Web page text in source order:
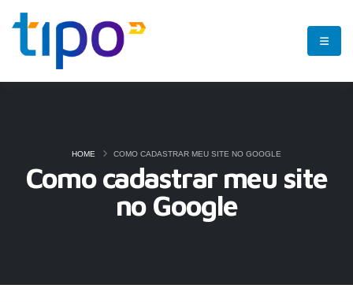
Como cadastrar meu site
no Google
HOME COMO CADASTRAR MEU SITE NO GOOGLE